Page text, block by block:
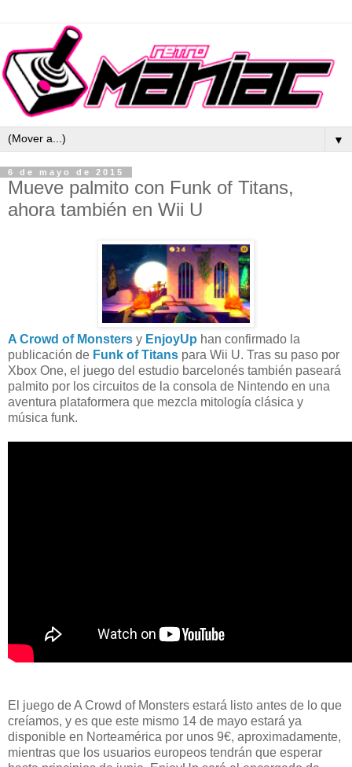
▼
6 de mayo de 2015
Mueve palmito con Funk of Titans,
ahora también en Wii U
A Crowd of Monsters y EnjoyUp han confirmado la
publicación de Funk of Titans para Wii U. Tras su paso por
Xbox One, el juego del estudio barcelonés también paseará
palmito por los circuitos de la consola de Nintendo en una
aventura plataformera que mezcla mitología clásica y
música funk.
El juego de A Crowd of Monsters estará listo antes de lo que
creíamos, y es que este mismo 14 de mayo estará ya
disponible en Norteamérica por unos 9€, aproximadamente,
mientras que los usuarios europeos tendrán que esperar